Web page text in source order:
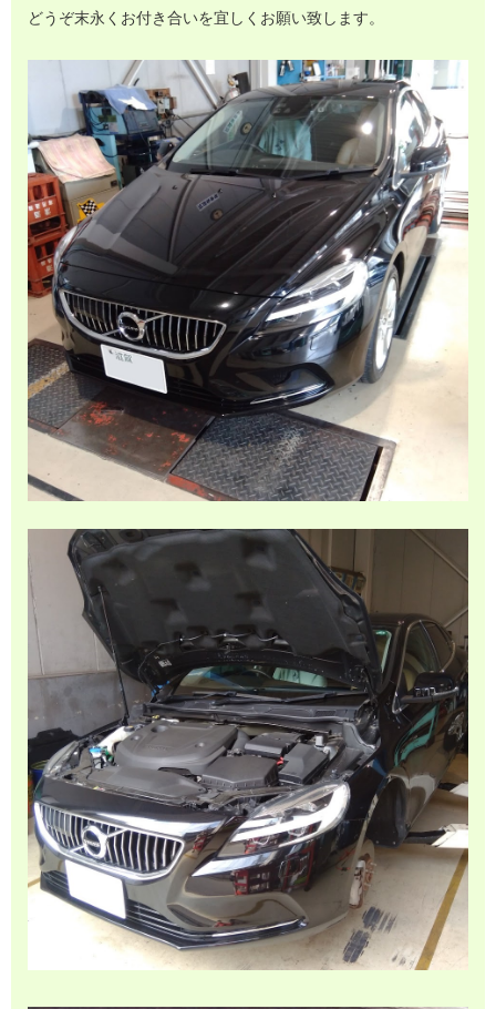
どうぞ末永くお付き合いを宜しくお願い致します。